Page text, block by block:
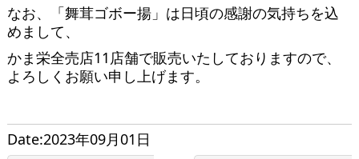
なお、「舞茸ゴボー揚」は日頃の感謝の気持ちを込
めまして、
かま栄全売店11店舗で販売いたしておりますので、
よろしくお願い申し上げます。
Date:2023年09月01日